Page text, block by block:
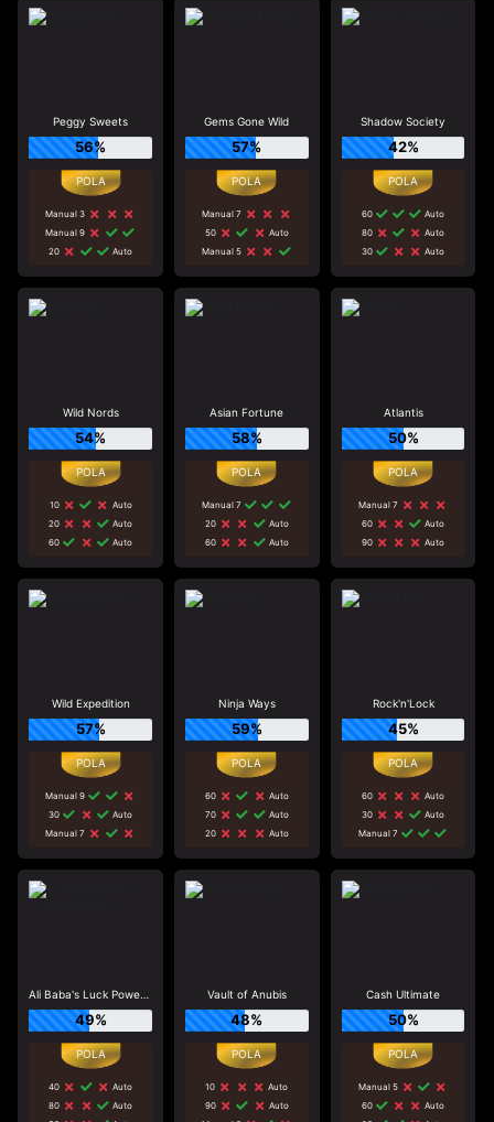
Peggy Sweets
56%
Manual 3
Manual 9
20
Auto
Gems Gone Wild
57%
Manual 7
50
Auto
Manual 5
Shadow Society
42%
60
Auto
80
Auto
30
Auto
Wild Nords
54%
10
Auto
20
Auto
60
Auto
Asian Fortune
58%
Manual 7
20
Auto
60
Auto
Atlantis
50%
Manual 7
60
Auto
90
Auto
Wild Expedition
57%
Manual 9
30
Auto
Manual 7
Ninja Ways
59%
60
Auto
70
Auto
20
Auto
Rock'n'Lock
45%
60
Auto
30
Auto
Manual 7
Ali Baba's Luck Power Reels
49%
40
Auto
80
Auto
Vault of Anubis
48%
10
Auto
90
Auto
Cash Ultimate
50%
Manual 5
60
Auto